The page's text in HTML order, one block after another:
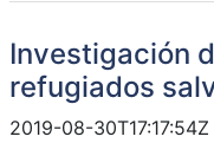
Investigación
refugiados
2019-08-30T17:17:54Z